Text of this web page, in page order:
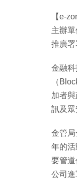
【e-
主辦
推廣署
金融
（
加者
訊及眾
金管
年的
要管
公司進